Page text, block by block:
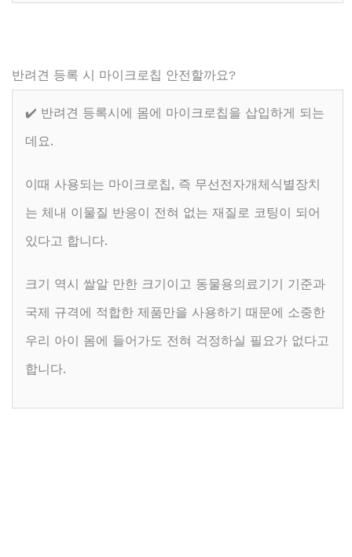
반려견 등록 시 마이크로칩 안전할까요?
✔️ 반려견 등록시에 몸에 마이크로칩을 삽입하게 되는
데요.
이때 사용되는 마이크로칩, 즉 무선전자개체식별장치
는 체내 이물질 반응이 전혀 없는 재질로 코팅이 되어
있다고 합니다.
크기 역시 쌀알 만한 크기이고 동물용의료기기 기준과
국제 규격에 적합한 제품만을 사용하기 때문에 소중한
우리 아이 몸에 들어가도 전혀 걱정하실 필요가 없다고
합니다.